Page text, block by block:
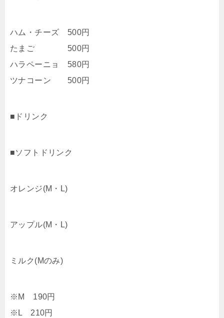
ハム・チーズ 500円
たまご 500円
ハラペーニョ 580円
ツナコーン 500円
■ドリンク
■ソフトドリンク
オレンジ(M・L)
アップル(M・L)
ミルク(Mのみ)
※M 190円
※L 210円